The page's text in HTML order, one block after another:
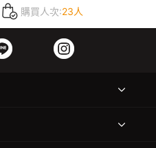
購買人次:23人